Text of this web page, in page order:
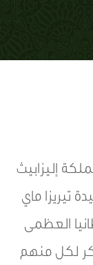
إليزابيث
تيريزا ماي
العظمى
لكل منهم